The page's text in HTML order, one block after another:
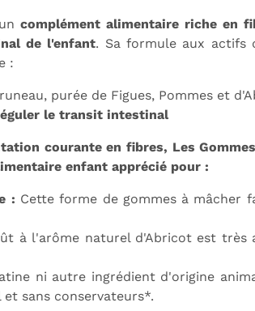
complément alimentaire riche en
de l'enfant. Sa formule aux actifs
:
purée de Figues, Pommes et
le transit intestinal
courante en fibres, Les
enfant apprécié pour :
: Cette forme de gommes à mâcher
à l'arôme naturel d'Abricot est très
ni autre ingrédient d'origine
sans conservateurs*.